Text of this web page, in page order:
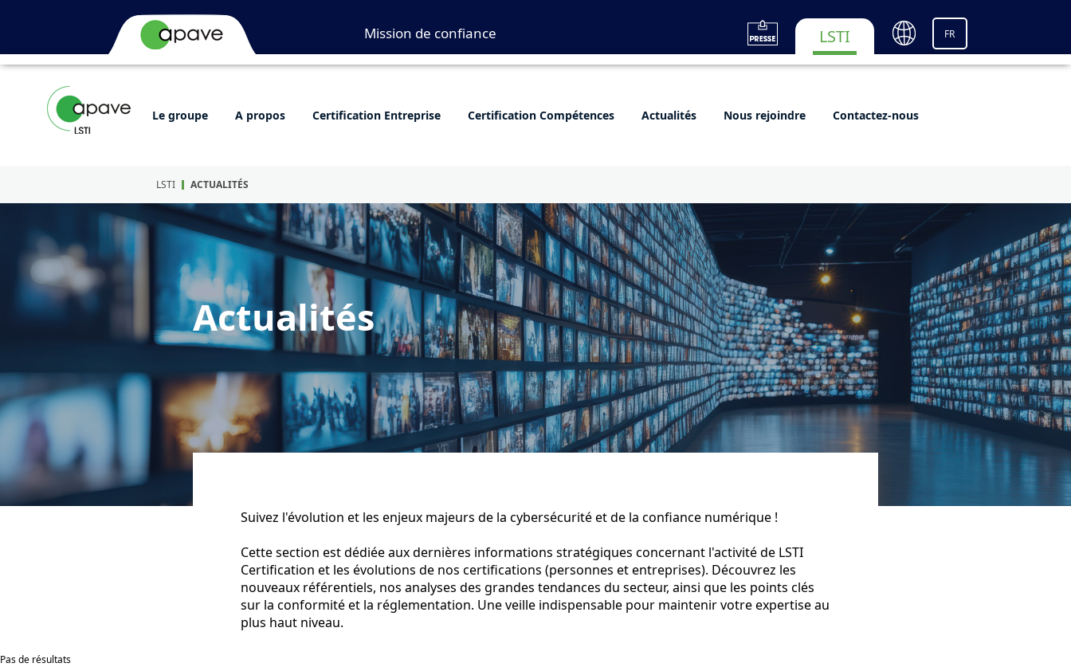
Mission de confiance LSTI FR
Le groupe A propos Certification Entreprise Certification Compétences Actualités Nous rejoindre Contactez-nous
LSTI ACTUALITÉS
Actualités
Suivez l'évolution et les enjeux majeurs de la cybersécurité et de la confiance numérique !
Cette section est dédiée aux dernières informations stratégiques concernant l'activité de LSTI
Certification et les évolutions de nos certifications (personnes et entreprises). Découvrez les
nouveaux référentiels, nos analyses des grandes tendances du secteur, ainsi que les points clés
sur la conformité et la réglementation. Une veille indispensable pour maintenir votre expertise au
plus haut niveau.
Pas de résultats